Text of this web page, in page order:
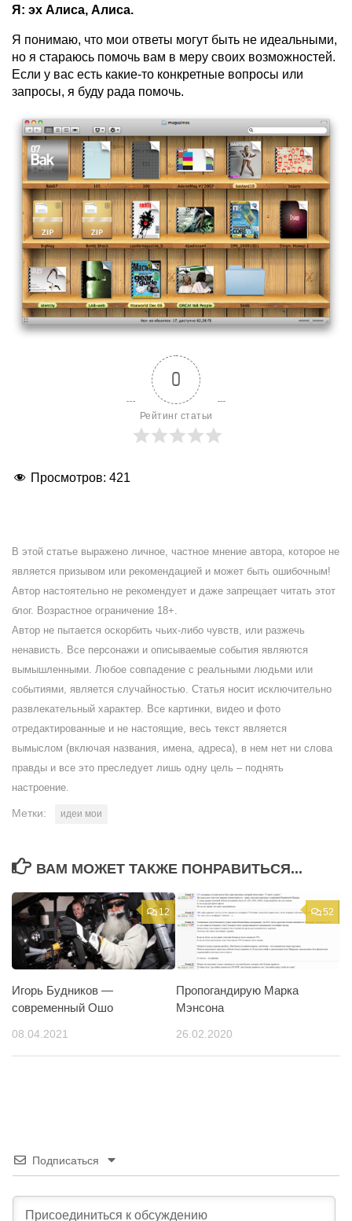
Я: эх Алиса, Алиса.
Я понимаю, что мои ответы могут быть не идеальными,
но я стараюсь помочь вам в меру своих возможностей.
Если у вас есть какие-то конкретные вопросы или
запросы, я буду рада помочь.
0
Рейтинг статьи
Просмотров: 421
В этой статье выражено личное, частное мнение автора, которое не
является призывом или рекомендацией и может быть ошибочным!
Автор настоятельно не рекомендует и даже запрещает читать этот
блог. Возрастное ограничение 18+.
Автор не пытается оскорбить чьих-либо чувств, или разжечь
ненависть. Все персонажи и описываемые события являются
вымышленными. Любое совпадение с реальными людьми или
событиями, является случайностью. Статья носит исключительно
развлекательный характер. Все картинки, видео и фото
отредактированные и не настоящие, весь текст является
вымыслом (включая названия, имена, адреса), в нем нет ни слова
правды и все это преследует лишь одну цель – поднять
настроение.
Метки: идеи мои
ВАМ МОЖЕТ ТАКЖЕ ПОНРАВИТЬСЯ...
12
Игорь Будников —
современный Ошо
08.04.2021
52
Пропогандирую Марка
Мэнсона
26.02.2020
Подписаться